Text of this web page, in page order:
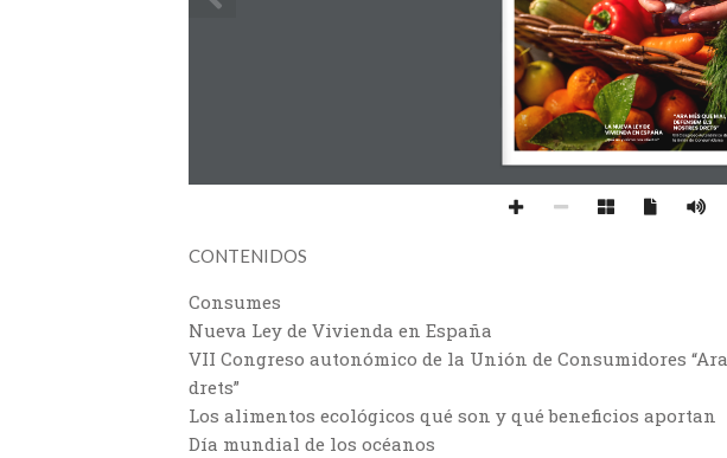
LA NUEVA LEY DE
VIVIENDA EN ESPAÑA
“ARA MÉS QUE MAI,
DEFENSEM ELS
NOSTRES DRETS”
¿Qué es y cómo nos afecta?
VIII Congreso Autonómico
la Unión de Consumidores
CONTENIDOS
Consumes
Nueva Ley de Vivienda en España
VII Congreso autonómico de la Unión de Consumidores
drets”
Los alimentos ecológicos qué son y qué beneficios aportan
Día mundial de los océanos